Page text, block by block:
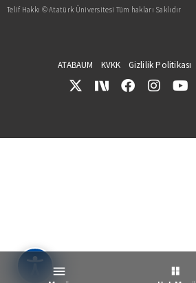
Telif Hakkı © Atatürk Üniversitesi Tüm hakları Saklıdır
ATABAUM KVKK Gizlilik Politikası